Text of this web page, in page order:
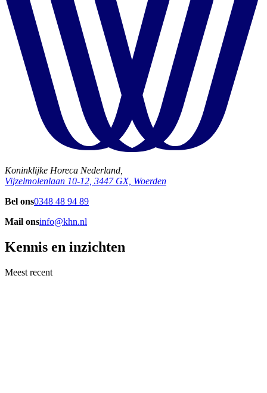
Koninklijke Horeca Nederland,
Vijzelmolenlaan 10-12, 3447 GX, Woerden
Bel ons0348 48 94 89
Mail onsinfo@khn.nl
Kennis en inzichten
Meest recent